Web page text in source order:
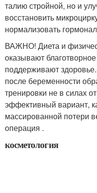
талию стройной, но и
восстановить
нормализовать
ВАЖНО! Диета и
оказывают
поддерживают
после беременности
тренировки не в силах
эффективный вариант,
массированной потери
операция .
косметология